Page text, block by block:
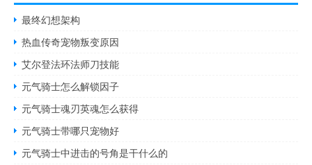
最终幻想架构
热血传奇宠物叛变原因
艾尔登法环法师刀技能
元气骑士怎么解锁因子
元气骑士魂刃英魂怎么获得
元气骑士带哪只宠物好
元气骑士中进击的号角是干什么的